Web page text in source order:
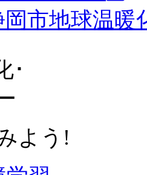
岡市地球温暖
･
よう!